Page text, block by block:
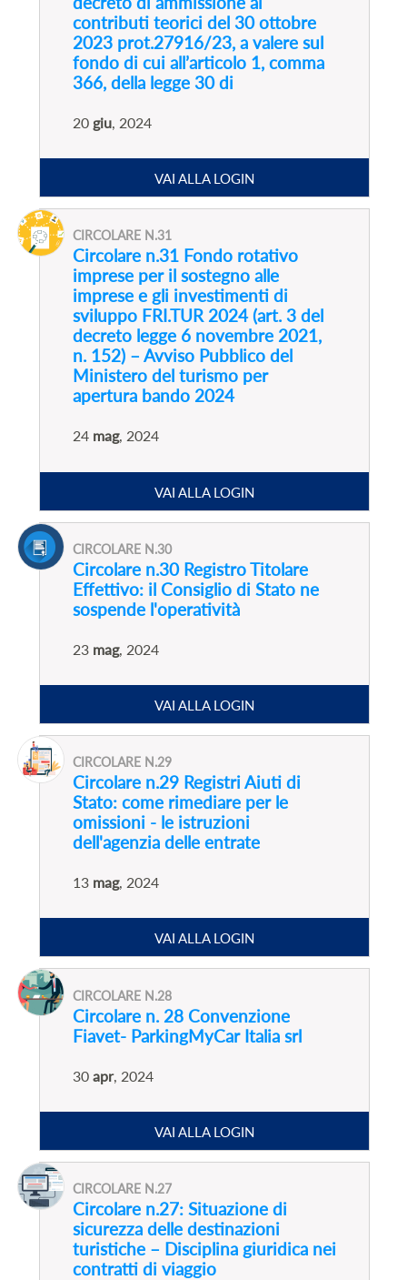
contributi teorici del 30 ottobre
2023 prot.27916/23, a valere sul
fondo di cui all’articolo 1, comma
366, della legge 30 di
20 giu, 2024
VAI ALLA LOGIN
CIRCOLARE N.31
Circolare n.31 Fondo rotativo
imprese per il sostegno alle
imprese e gli investimenti di
sviluppo FRI.TUR 2024 (art. 3 del
decreto legge 6 novembre 2021,
n. 152) – Avviso Pubblico del
Ministero del turismo per
apertura bando 2024
24 mag, 2024
VAI ALLA LOGIN
CIRCOLARE N.30
Circolare n.30 Registro Titolare
Effettivo: il Consiglio di Stato ne
sospende l'operatività
23 mag, 2024
VAI ALLA LOGIN
CIRCOLARE N.29
Circolare n.29 Registri Aiuti di
Stato: come rimediare per le
omissioni - le istruzioni
dell'agenzia delle entrate
13 mag, 2024
VAI ALLA LOGIN
CIRCOLARE N.28
Circolare n. 28 Convenzione
Fiavet- ParkingMyCar Italia srl
30 apr, 2024
VAI ALLA LOGIN
CIRCOLARE N.27
Circolare n.27: Situazione di
sicurezza delle destinazioni
turistiche – Disciplina giuridica nei
contratti di viaggio